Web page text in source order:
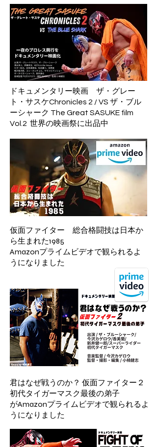
ドキュメンタリー映画 ザ・グレー
ト・サスケChronicles 2 / VS ザ・ブル
ーシャーク The Great SASUKE film
Vol.2 世界の映画祭に出品中
仮面ファイター 総合格闘技は日本か
ら生まれた1985
Amazonプライムビデオで観られるよ
うになりました
君はなぜ戦うのか？ 仮面ファイター２
初代タイガーマスク最後の弟子
​がAmazonプライムビデオで観られるよ
うになりました